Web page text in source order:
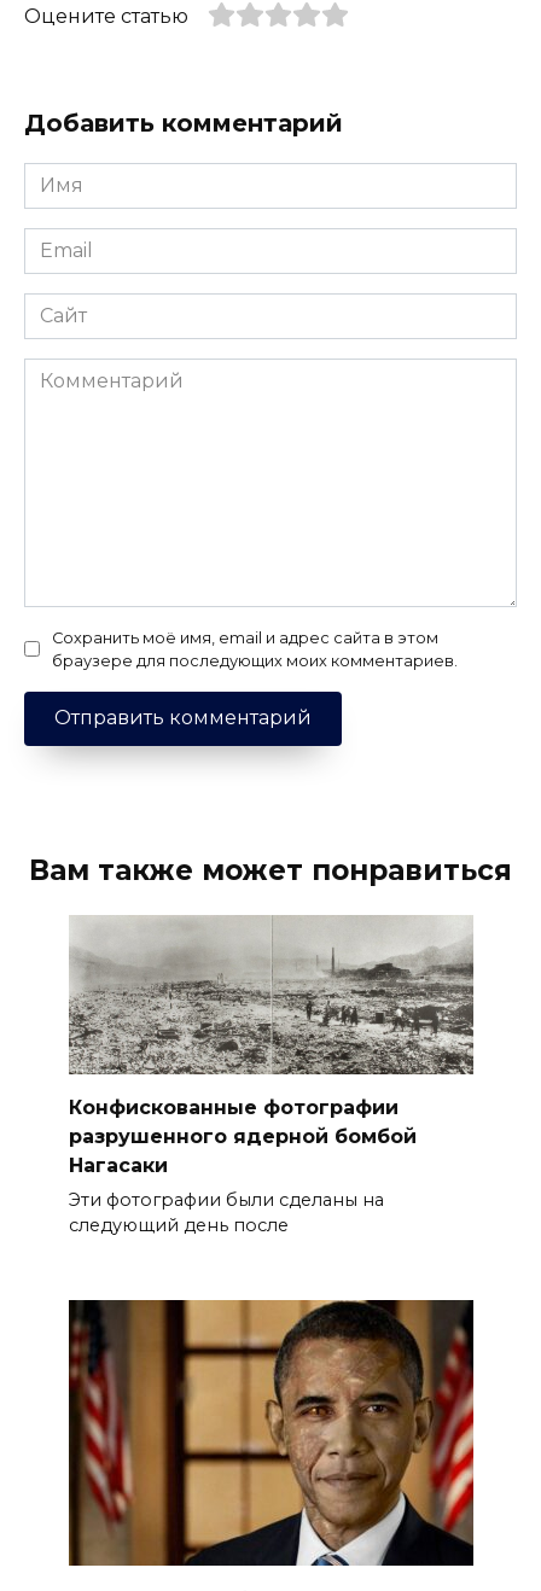
Оцените статью
Добавить комментарий
Имя
*
Email
*
Сайт
Комментарий
Сохранить моё имя, email и адрес сайта в этом
браузере для последующих моих комментариев.
Вам также может понравиться
Конфискованные фотографии
разрушенного ядерной бомбой
Нагасаки
Эти фотографии были сделаны на
следующий день после